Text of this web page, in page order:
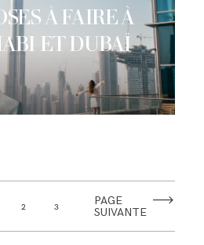
À FAIRE À
ET DUBAÏ
2 3
PAGE
SUIVANTE